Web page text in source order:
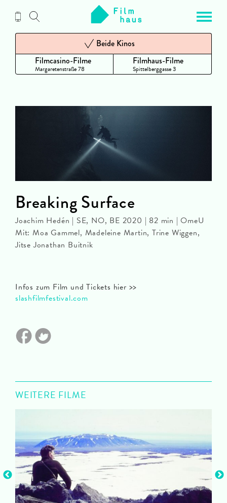
Inhalt
Filmcasino-Filme
Margaretenstraße 78
Beide Kinos
Filmhaus-Filme
Spittelberggasse 3
Infos zum Film und Tickets hier >>
slashfilmfestival.com
Breaking Surface
Joachim Hedén | SE, NO, BE 2020 | 82 min | OmeU
Mit: Moa Gammel, Madeleine Martin, Trine Wiggen,
Jitse Jonathan Buitnik
WEITERE FILME